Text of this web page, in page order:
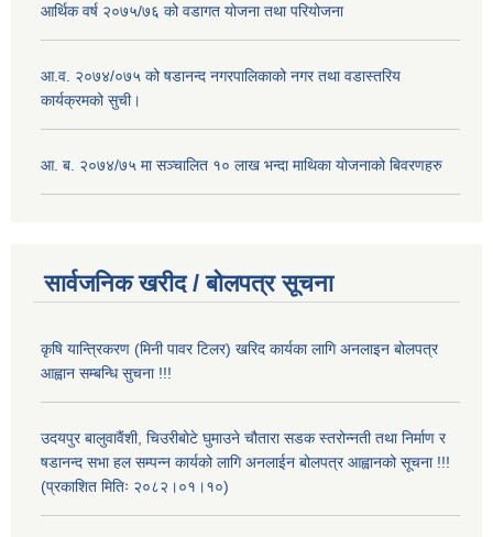
आर्थिक वर्ष २०७५/७६ को वडागत योजना तथा परियोजना
आ.व. २०७४/०७५ को षडानन्द नगरपालिकाको नगर तथा वडास्तरिय
कार्यक्रमको सुची।
आ. ब. २०७४/७५ मा सञ्चालित १० लाख भन्दा माथिका योजनाको बिवरणहरु
सार्वजनिक खरीद / बोलपत्र सूचना
कृषि यान्त्रिकरण (मिनी पावर टिलर) खरिद कार्यका लागि अनलाइन बोलपत्र
आह्वान सम्बन्धि सुचना !!!
उदयपुर बालुवावैंशी, चिउरीबोटे घुमाउने चौतारा सडक स्तरोन्नती तथा निर्माण र
षडानन्द सभा हल सम्पन्न कार्यको लागि अनलाईन बोलपत्र आह्वानको सूचना !!!
(प्रकाशित मितिः २०८२।०१।१०)